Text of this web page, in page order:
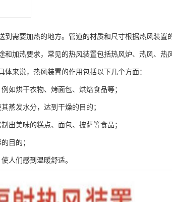
需要加热的地方。管道的材质和尺寸根据热风装置
加热要求，常见的热风装置包括热风炉、热风、热
来说，热风装置的作用包括以下几个方面：
如烘干衣物、烤面包、烘焙食品等；
蒸发水分，达到干燥的目的；
出美味的糕点、面包、披萨等食品；
目的；
人们感到温暖舒适。